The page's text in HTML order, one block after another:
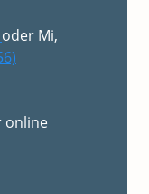
oder Mi,
online